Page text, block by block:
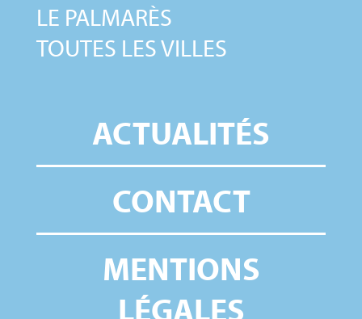
LE PALMARÈS
TOUTES LES VILLES
ACTUALITÉS
CONTACT
MENTIONS
LÉGALES